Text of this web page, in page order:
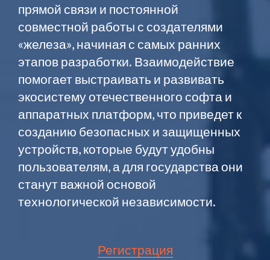
прямой связи и постоянной
совместной работы с создателями
«железа», начиная с самых ранних
этапов разработки. Взаимодействие
помогает выстраивать и развивать
экосистему отечественного софта и
аппаратных платформ, что приведет к
созданию безопасных и защищенных
устройств, которые будут удобны
пользователям, а для государства они
станут важной основой
технологической независимости.
Регистрация